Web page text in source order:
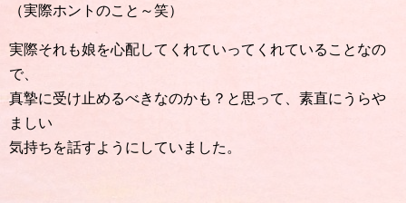
（実際ホントのこと～笑）
実際それも娘を心配してくれていってくれていることなの
で、
真摯に受け止めるべきなのかも？と思って、素直にうらや
ましい
気持ちを話すようにしていました。